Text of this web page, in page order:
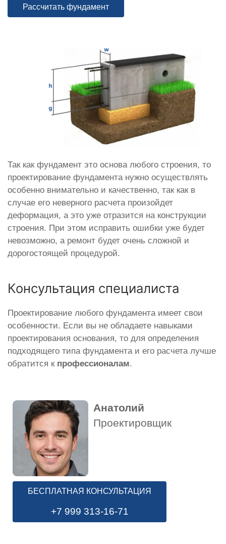
Так как фундамент это основа любого строения, то
проектирование фундамента нужно осуществлять
особенно внимательно и качественно, так как в
случае его неверного расчета произойдет
деформация, а это уже отразится на конструкции
строения. При этом исправить ошибки уже будет
невозможно, а ремонт будет очень сложной и
дорогостоящей процедурой.
Консультация специалиста
Проектирование любого фундамента имеет свои
особенности. Если вы не обладаете навыками
проектирования основания, то для определения
подходящего типа фундамента и его расчета лучше
обратится к профессионалам.
Анатолий
Проектировщик
БЕСПЛАТНАЯ КОНСУЛЬТАЦИЯ
+7 999 313-16-71